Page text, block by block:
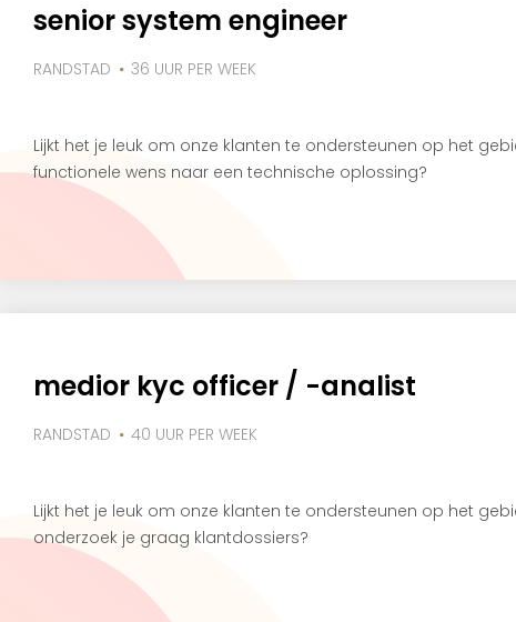
senior system engineer
RANDSTAD 36 UUR PER WEEK
Lijkt het je leuk om onze klanten te ondersteunen op het
functionele wens naar een technische oplossing?
medior kyc officer / -analist
RANDSTAD 40 UUR PER WEEK
Lijkt het je leuk om onze klanten te ondersteunen op het
onderzoek je graag klantdossiers?